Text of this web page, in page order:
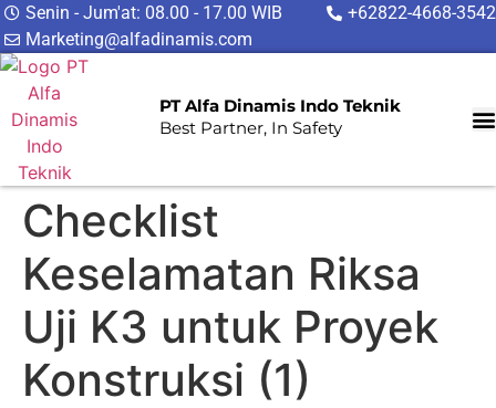
Senin - Jum'at: 08.00 - 17.00 WIB
+62822-4668-3542
Marketing@alfadinamis.com
PT Alfa Dinamis Indo Teknik
Best Partner, In Safety
Checklist
Keselamatan Riksa
Uji K3 untuk Proyek
Konstruksi (1)